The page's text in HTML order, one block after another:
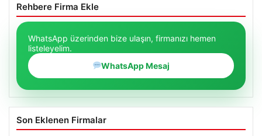
Rehbere Firma Ekle
WhatsApp üzerinden bize ulaşın, firmanızı hemen
listeleyelim.
WhatsApp Mesaj
Son Eklenen Firmalar